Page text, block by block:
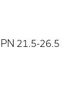
21.5-26.5